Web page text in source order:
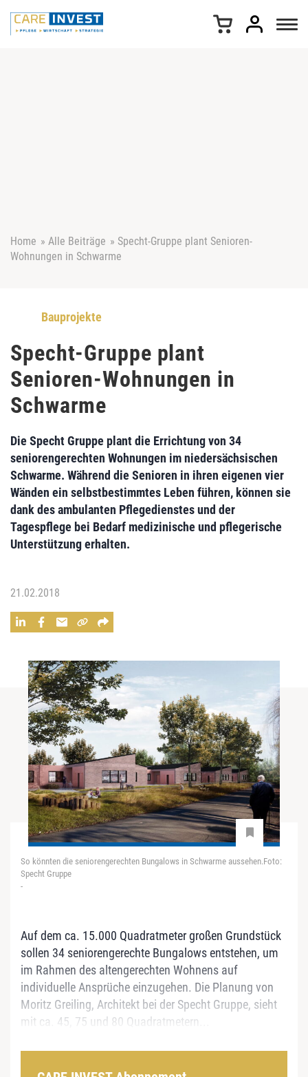
Home » Alle Beiträge » Specht-Gruppe plant Senioren-
Wohnungen in Schwarme
Bauprojekte
Specht-Gruppe plant
Senioren-Wohnungen in
Schwarme
Die Specht Gruppe plant die Errichtung von 34
seniorengerechten Wohnungen im niedersächsischen
Schwarme. Während die Senioren in ihren eigenen vier
Wänden ein selbstbestimmtes Leben führen, können sie
dank des ambulanten Pflegedienstes und der
Tagespflege bei Bedarf medizinische und pflegerische
Unterstützung erhalten.
21.02.2018
So könnten die seniorengerechten Bungalows in Schwarme aussehen.Foto:
Specht Gruppe
-
Auf dem ca. 15.000 Quadratmeter großen Grundstück
sollen 34 seniorengerechte Bungalows entstehen, um
im Rahmen des altengerechten Wohnens auf
individuelle Ansprüche einzugehen. Die Planung von
Moritz Greiling, Architekt bei der Specht Gruppe, sieht
mit ca. 45, 75 und 80 Quadratmetern...